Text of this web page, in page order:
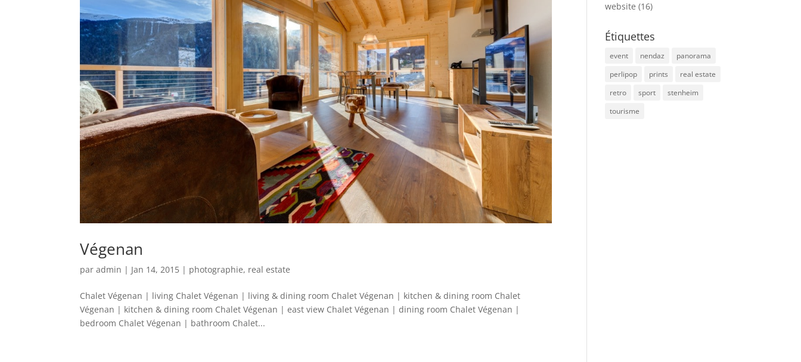
Végenan
paradmin | Jan 14, 2015 | photographie, real estate
Chalet Végenan | living Chalet Végenan | living & dining room Chalet Végenan | kitchen & dining room Chalet
Végenan | kitchen & dining room Chalet Végenan | east view Chalet Végenan | dining room Chalet Végenan |
bedroom Chalet Végenan | bathroom Chalet...
website (16)
Étiquettes
event nendaz
panorama
perlipop
prints
real estate
retro
sport
stenheim
tourisme